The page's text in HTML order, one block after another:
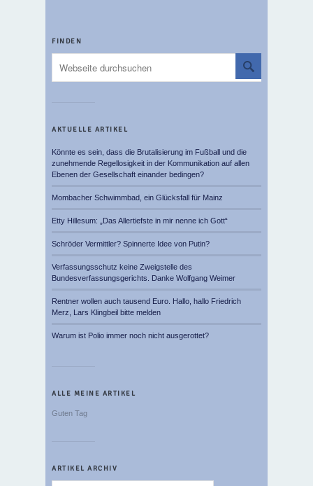
FINDEN
AKTUELLE ARTIKEL
Könnte es sein, dass die Brutalisierung im Fußball und die
zunehmende Regellosigkeit in der Kommunikation auf allen
Ebenen der Gesellschaft einander bedingen?
Mombacher Schwimmbad, ein Glücksfall für Mainz
Etty Hillesum: „Das Allertiefste in mir nenne ich Gott“
Schröder Vermittler? Spinnerte Idee von Putin?
Verfassungsschutz keine Zweigstelle des
Bundesverfassungsgerichts. Danke Wolfgang Weimer
Rentner wollen auch tausend Euro. Hallo, hallo Friedrich
Merz, Lars Klingbeil bitte melden
Warum ist Polio immer noch nicht ausgerottet?
ALLE MEINE ARTIKEL
Guten Tag
ARTIKEL ARCHIV